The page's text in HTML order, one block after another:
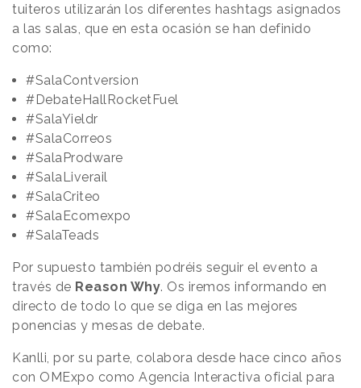
tuiteros utilizarán los diferentes hashtags asignados
a las salas, que en esta ocasión se han definido
como:
#SalaContversion
#DebateHallRocketFuel
#SalaYieldr
#SalaCorreos
#SalaProdware
#SalaLiverail
#SalaCriteo
#SalaEcomexpo
#SalaTeads
Por supuesto también podréis seguir el evento a
través de Reason Why. Os iremos informando en
directo de todo lo que se diga en las mejores
ponencias y mesas de debate.
Kanlli, por su parte, colabora desde hace cinco años
con OMExpo como Agencia Interactiva oficial para